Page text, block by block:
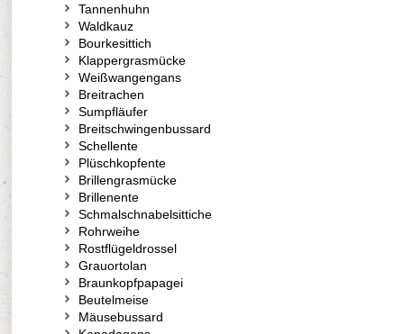
Tannenhuhn
Waldkauz
Bourkesittich
Klappergrasmücke
Weißwangengans
Breitrachen
Sumpfläufer
Breitschwingenbussard
Schellente
Plüschkopfente
Brillengrasmücke
Brillenente
Schmalschnabelsittiche
Rohrweihe
Rostflügeldrossel
Grauortolan
Braunkopfpapagei
Beutelmeise
Mäusebussard